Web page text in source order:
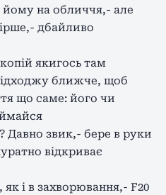
на обличчя,- але
дбайливо
якигось там
ближче, щоб
що саме: його чи
звик,- бере в руки
відкриває
як і в захворювання,- F20